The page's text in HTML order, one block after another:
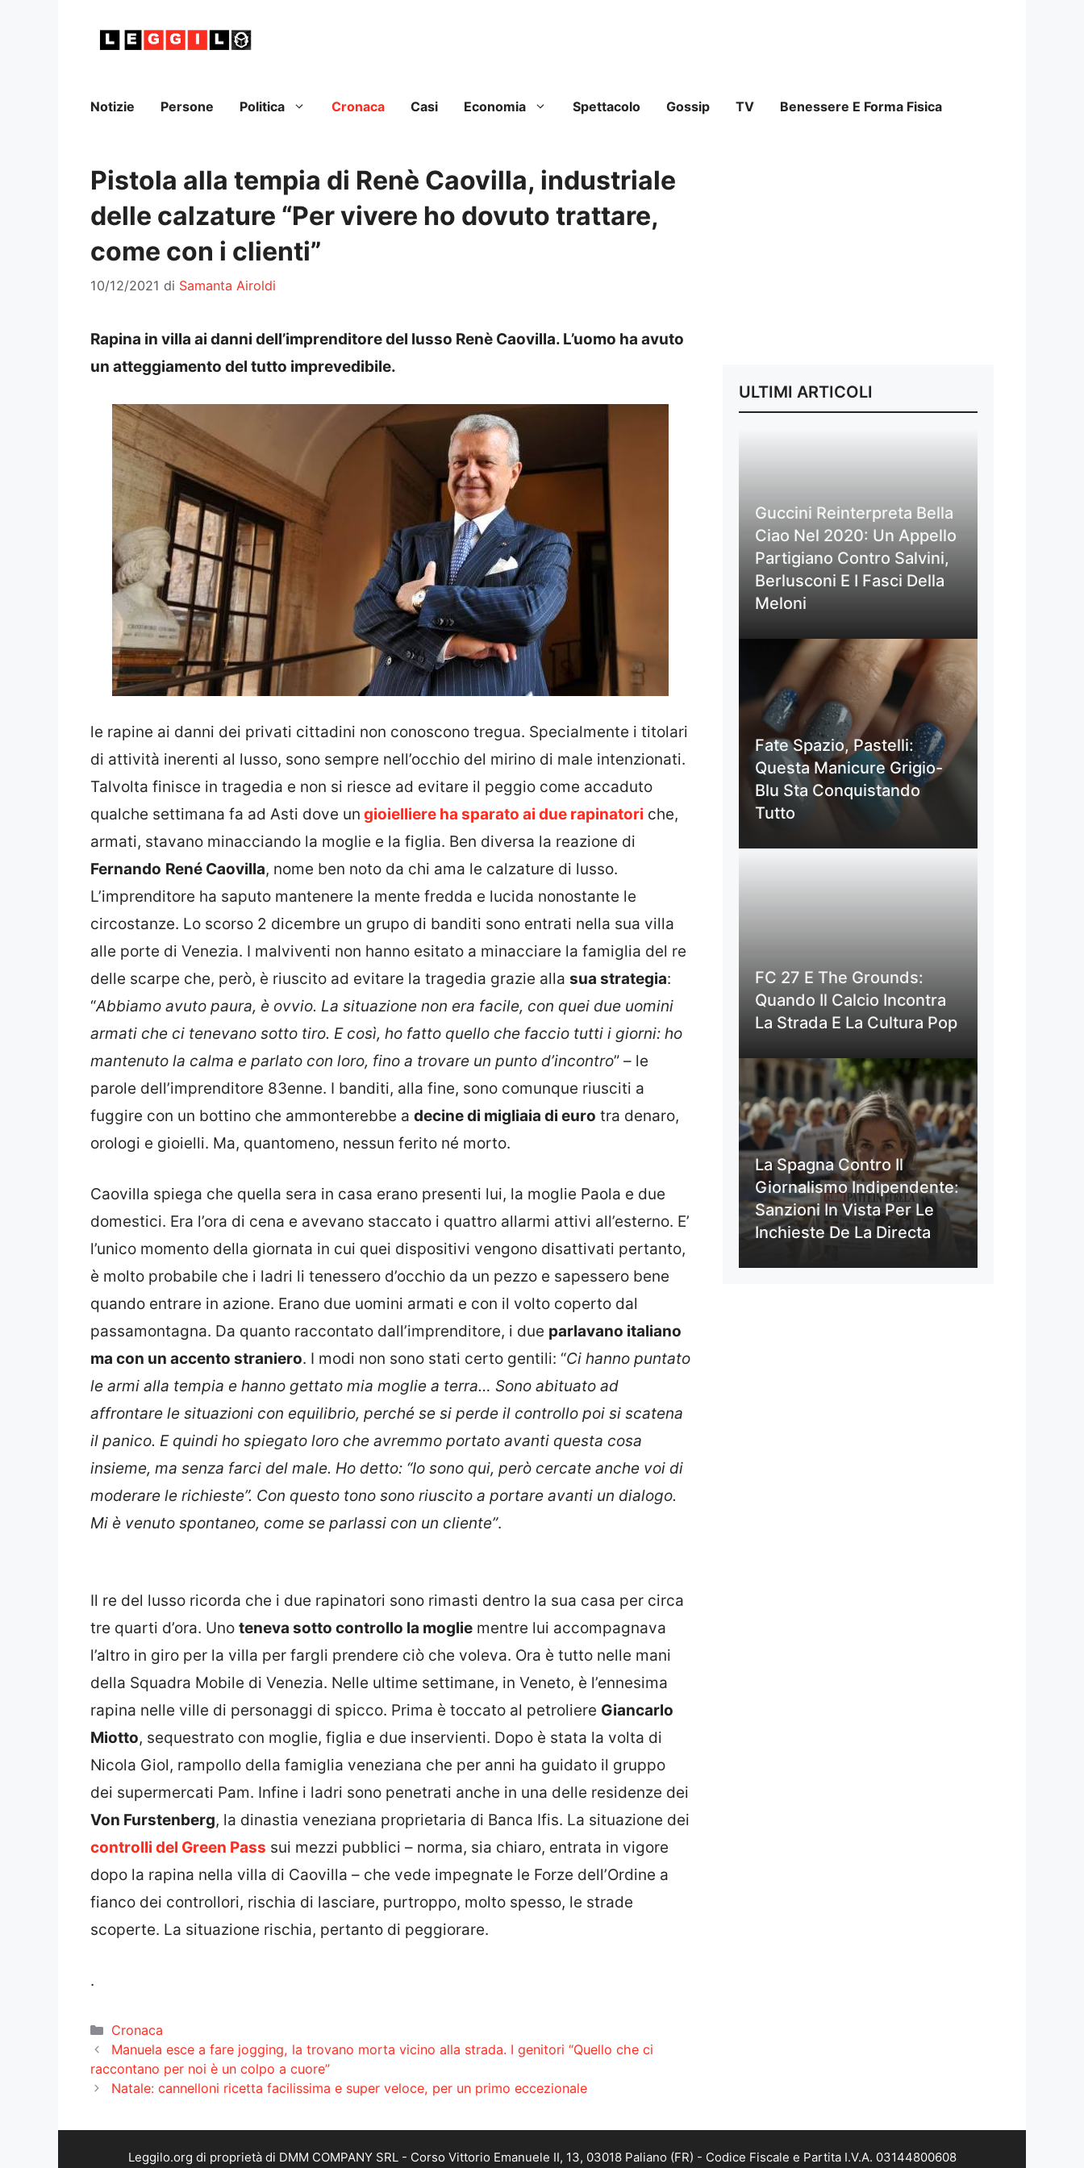
Notizie Persone Politica Cronaca Casi Economia Spettacolo Gossip TV Benessere E Forma Fisica
Pistola alla tempia di Renè Caovilla, industriale
delle calzature “Per vivere ho dovuto trattare,
come con i clienti”
10/12/2021 di Samanta Airoldi
Rapina in villa ai danni dell’imprenditore del lusso Renè Caovilla. L’uomo ha avuto
un atteggiamento del tutto imprevedibile.
le rapine ai danni dei privati cittadini non conoscono tregua. Specialmente i titolari
di attività inerenti al lusso, sono sempre nell’occhio del mirino di male intenzionati.
Talvolta finisce in tragedia e non si riesce ad evitare il peggio come accaduto
qualche settimana fa ad Asti dove un gioielliere ha sparato ai due rapinatori che,
armati, stavano minacciando la moglie e la figlia. Ben diversa la reazione di
Fernando René Caovilla, nome ben noto da chi ama le calzature di lusso.
L’imprenditore ha saputo mantenere la mente fredda e lucida nonostante le
circostanze. Lo scorso 2 dicembre un grupo di banditi sono entrati nella sua villa
alle porte di Venezia. I malviventi non hanno esitato a minacciare la famiglia del re
delle scarpe che, però, è riuscito ad evitare la tragedia grazie alla sua strategia:
“Abbiamo avuto paura, è ovvio. La situazione non era facile, con quei due uomini
armati che ci tenevano sotto tiro. E così, ho fatto quello che faccio tutti i giorni: ho
mantenuto la calma e parlato con loro, fino a trovare un punto d’incontro” – le
parole dell’imprenditore 83enne. I banditi, alla fine, sono comunque riusciti a
fuggire con un bottino che ammonterebbe a decine di migliaia di euro tra denaro,
orologi e gioielli. Ma, quantomeno, nessun ferito né morto.
Caovilla spiega che quella sera in casa erano presenti lui, la moglie Paola e due
domestici. Era l’ora di cena e avevano staccato i quattro allarmi attivi all’esterno. E’
l’unico momento della giornata in cui quei dispositivi vengono disattivati pertanto,
è molto probabile che i ladri li tenessero d’occhio da un pezzo e sapessero bene
quando entrare in azione. Erano due uomini armati e con il volto coperto dal
passamontagna. Da quanto raccontato dall’imprenditore, i due parlavano italiano
ma con un accento straniero. I modi non sono stati certo gentili: “Ci hanno puntato
le armi alla tempia e hanno gettato mia moglie a terra… Sono abituato ad
affrontare le situazioni con equilibrio, perché se si perde il controllo poi si scatena
il panico. E quindi ho spiegato loro che avremmo portato avanti questa cosa
insieme, ma senza farci del male. Ho detto: “Io sono qui, però cercate anche voi di
moderare le richieste”. Con questo tono sono riuscito a portare avanti un dialogo.
Mi è venuto spontaneo, come se parlassi con un cliente”.
Il re del lusso ricorda che i due rapinatori sono rimasti dentro la sua casa per circa
tre quarti d’ora. Uno teneva sotto controllo la moglie mentre lui accompagnava
l’altro in giro per la villa per fargli prendere ciò che voleva. Ora è tutto nelle mani
della Squadra Mobile di Venezia. Nelle ultime settimane, in Veneto, è l’ennesima
rapina nelle ville di personaggi di spicco. Prima è toccato al petroliere Giancarlo
Miotto, sequestrato con moglie, figlia e due inservienti. Dopo è stata la volta di
Nicola Giol, rampollo della famiglia veneziana che per anni ha guidato il gruppo
dei supermercati Pam. Infine i ladri sono penetrati anche in una delle residenze dei
Von Furstenberg, la dinastia veneziana proprietaria di Banca Ifis. La situazione dei
controlli del Green Pass sui mezzi pubblici – norma, sia chiaro, entrata in vigore
dopo la rapina nella villa di Caovilla – che vede impegnate le Forze dell’Ordine a
fianco dei controllori, rischia di lasciare, purtroppo, molto spesso, le strade
scoperte. La situazione rischia, pertanto di peggiorare.
.
Categorie
Cronaca
Manuela esce a fare jogging, la trovano morta vicino alla strada. I genitori “Quello che ci
raccontano per noi è un colpo a cuore”
Natale: cannelloni ricetta facilissima e super veloce, per un primo eccezionale
ULTIMI ARTICOLI
Guccini Reinterpreta Bella
Ciao Nel 2020: Un Appello
Partigiano Contro Salvini,
Berlusconi E I Fasci Della
Meloni
Fate Spazio, Pastelli:
Questa Manicure Grigio-
Blu Sta Conquistando
Tutto
FC 27 E The Grounds:
Quando Il Calcio Incontra
La Strada E La Cultura Pop
La Spagna Contro Il
Giornalismo Indipendente:
Sanzioni In Vista Per Le
Inchieste De La Directa
Leggilo.org di proprietà di DMM COMPANY SRL - Corso Vittorio Emanuele II, 13, 03018 Paliano (FR) - Codice Fiscale e Partita I.V.A. 03144800608